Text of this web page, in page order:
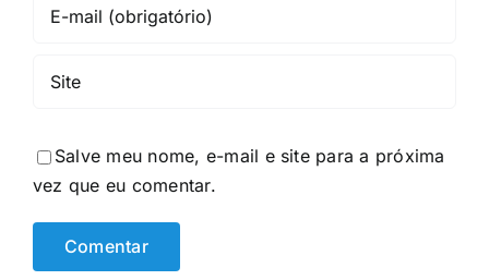
Salve meu nome, e-mail e site para a próxima
vez que eu comentar.